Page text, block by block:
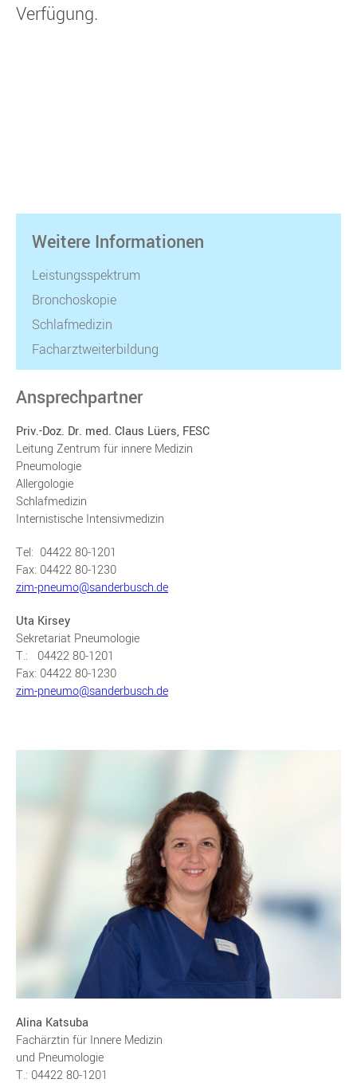
Verfügung.
Weitere Informationen
Leistungsspektrum
Bronchoskopie
Schlafmedizin
Facharztweiterbildung
Ansprechpartner
Priv.-Doz. Dr. med. Claus Lüers, FESC
Leitung Zentrum für innere Medizin
Pneumologie
Allergologie
Schlafmedizin
Internistische Intensivmedizin
Tel: 04422 80-1201
Fax: 04422 80-1230
zim-pneumo@sanderbusch.de
Uta Kirsey
Sekretariat Pneumologie
T.: 04422 80-1201
Fax: 04422 80-1230
zim-pneumo@sanderbusch.de
Alina Katsuba
Fachärztin für Innere Medizin
und Pneumologie
T.: 04422 80-1201